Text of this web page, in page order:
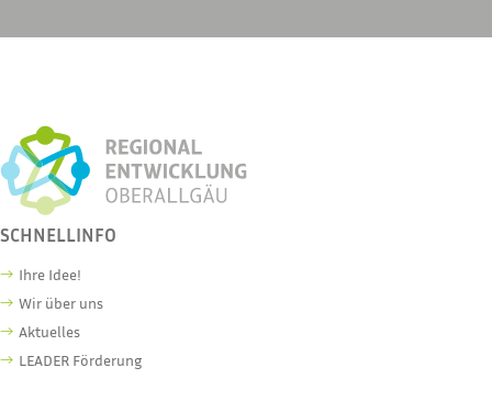
SCHNELLINFO
Ihre Idee!
Wir über uns
Aktuelles
LEADER Förderung